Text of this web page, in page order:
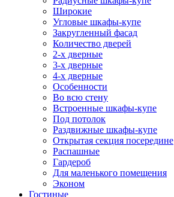
Широкие
Угловые шкафы-купе
Закругленный фасад
Количество дверей
2-х дверные
3-х дверные
4-х дверные
Особенности
Во всю стену
Встроенные шкафы-купе
Под потолок
Раздвижные шкафы-купе
Открытая секция посередине
Распашные
Гардероб
Для маленького помещения
Эконом
Гостиные